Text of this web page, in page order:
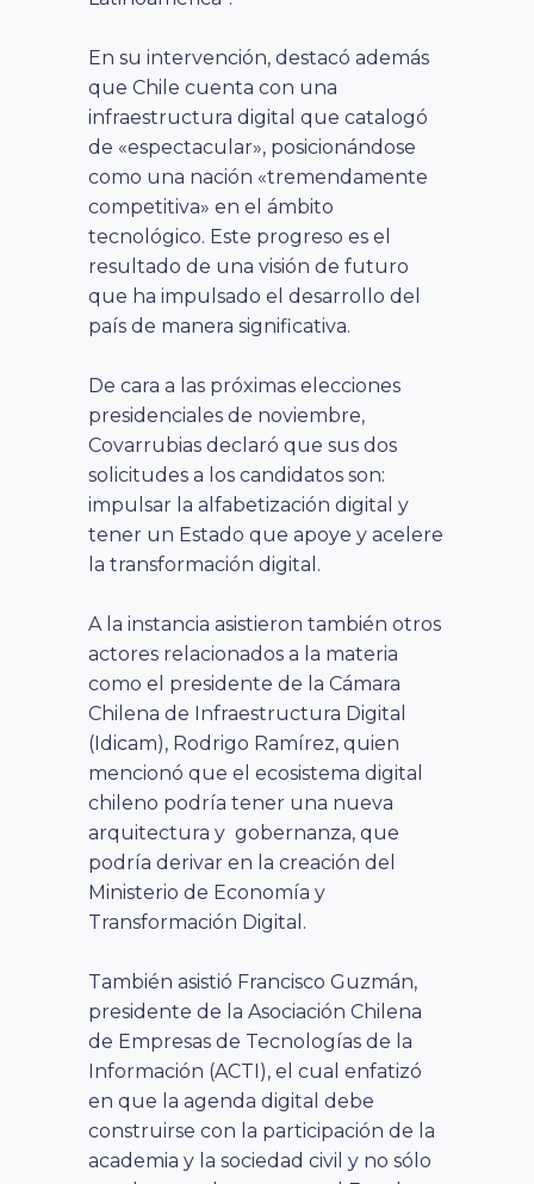
En su intervención, destacó además
que Chile cuenta con una
infraestructura digital que catalogó
de «espectacular», posicionándose
como una nación «tremendamente
competitiva» en el ámbito
tecnológico. Este progreso es el
resultado de una visión de futuro
que ha impulsado el desarrollo del
país de manera significativa.
De cara a las próximas elecciones
presidenciales de noviembre,
Covarrubias declaró que sus dos
solicitudes a los candidatos son:
impulsar la alfabetización digital y
tener un Estado que apoye y acelere
la transformación digital.
A la instancia asistieron también otros
actores relacionados a la materia
como el presidente de la Cámara
Chilena de Infraestructura Digital
(Idicam), Rodrigo Ramírez, quien
mencionó que el ecosistema digital
chileno podría tener una nueva
arquitectura y gobernanza, que
podría derivar en la creación del
Ministerio de Economía y
Transformación Digital.
También asistió Francisco Guzmán,
presidente de la Asociación Chilena
de Empresas de Tecnologías de la
Información (ACTI), el cual enfatizó
en que la agenda digital debe
construirse con la participación de la
academia y la sociedad civil y no sólo